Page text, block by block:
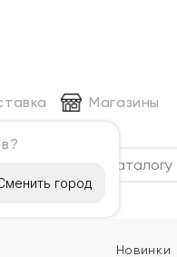
город
Магазины
Новинки